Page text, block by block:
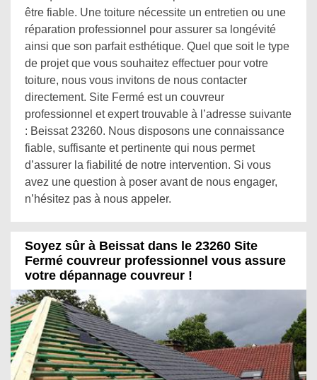
être fiable. Une toiture nécessite un entretien ou une
réparation professionnel pour assurer sa longévité
ainsi que son parfait esthétique. Quel que soit le type
de projet que vous souhaitez effectuer pour votre
toiture, nous vous invitons de nous contacter
directement. Site Fermé est un couvreur
professionnel et expert trouvable à l’adresse suivante
: Beissat 23260. Nous disposons une connaissance
fiable, suffisante et pertinente qui nous permet
d’assurer la fiabilité de notre intervention. Si vous
avez une question à poser avant de nous engager,
n’hésitez pas à nous appeler.
Soyez sûr à Beissat dans le 23260 Site
Fermé couvreur professionnel vous assure
votre dépannage couvreur !